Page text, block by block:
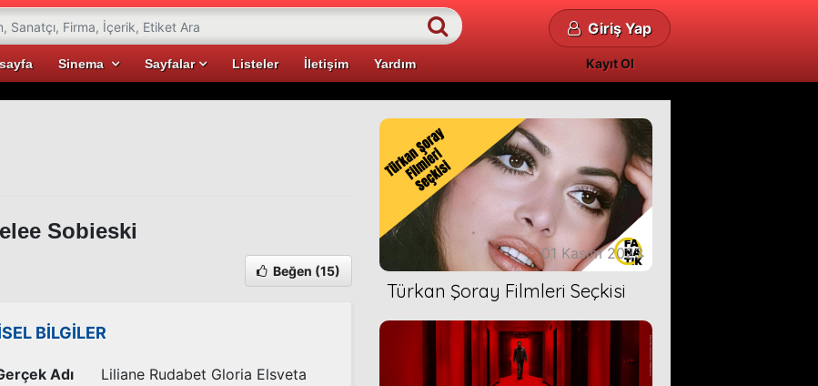
Sinema Sayfalar Listeler İletişim Yardım
Giriş Yap
Kayıt Ol
Sobieski
Beğen (15)
BİLGİLER
Adı
Liliane Rudabet Gloria Elsveta
01 Kasım 2023
Türkan Şoray Filmleri Seçkisi